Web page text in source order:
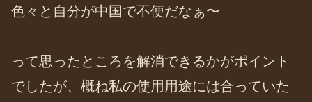
色々と自分が中国で不便だなぁ〜
って思ったところを解消できるかがポイント
でしたが、概ね私の使用用途には合っていた